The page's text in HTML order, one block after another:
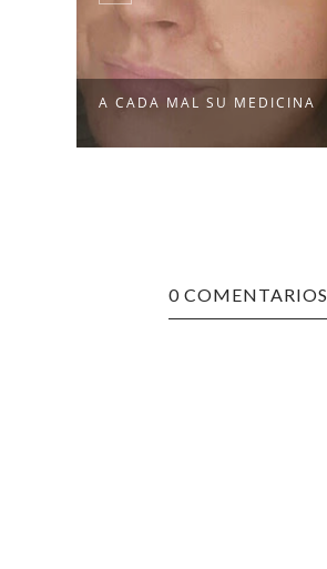
A CADA MAL SU MEDICINA
0 COMENTARIOS